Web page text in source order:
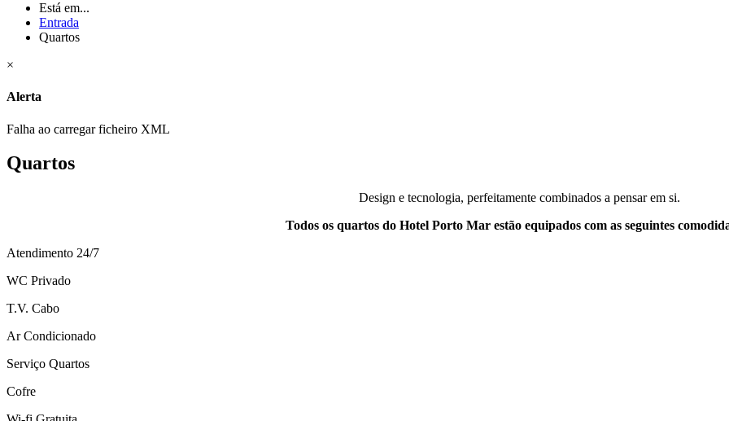
Está em...
Entrada
Quartos
×
Alerta
Falha ao carregar ficheiro XML
Quartos
Design e tecnologia, perfeitamente combinados a pensar em si.
Todos os quartos do Hotel Porto Mar estão equipados com as seguintes
Atendimento 24/7
WC Privado
T.V. Cabo
Ar Condicionado
Serviço Quartos
Cofre